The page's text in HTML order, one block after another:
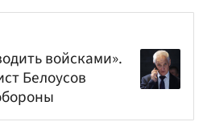
войсками».
Белоусов